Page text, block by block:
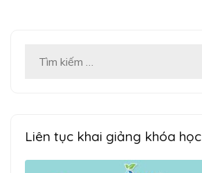
Tìm
Liên tục khai giảng khóa học